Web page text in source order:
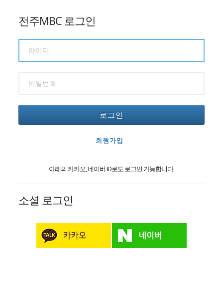
전주MBC 로그인
로그인
회원가입
아래의 카카오, 네이버 ID로도 로그인 가능합니다.
소셜 로그인